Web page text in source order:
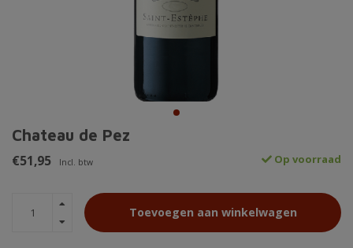
Chateau de Pez
€51,95 Incl. btw Op voorraad
Toevoegen aan winkelwagen